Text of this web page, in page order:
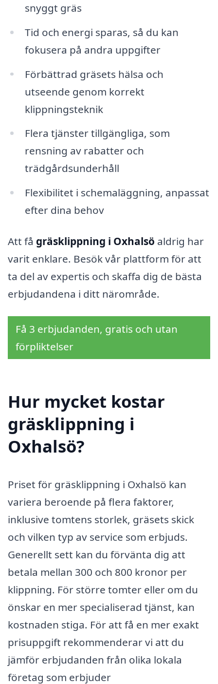
snyggt gräs
Tid och energi sparas, så du kan
fokusera på andra uppgifter
Förbättrad gräsets hälsa och
utseende genom korrekt
klippningsteknik
Flera tjänster tillgängliga, som
rensning av rabatter och
trädgårdsunderhåll
Flexibilitet i schemaläggning, anpassat
efter dina behov
Att få gräsklippning i Oxhalsö aldrig har
varit enklare. Besök vår plattform för att
ta del av expertis och skaffa dig de bästa
erbjudandena i ditt närområde.
Få 3 erbjudanden, gratis och utan
förpliktelser
Hur mycket kostar
gräsklippning i
Oxhalsö?
Priset för gräsklippning i Oxhalsö kan
variera beroende på flera faktorer,
inklusive tomtens storlek, gräsets skick
och vilken typ av service som erbjuds.
Generellt sett kan du förvänta dig att
betala mellan 300 och 800 kronor per
klippning. För större tomter eller om du
önskar en mer specialiserad tjänst, kan
kostnaden stiga. För att få en mer exakt
prisuppgift rekommenderar vi att du
jämför erbjudanden från olika lokala
företag som erbjuder